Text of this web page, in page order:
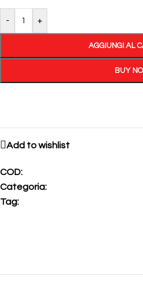
- +
AGGIUNGI AL
BUY
Add to wishlist
COD:
Categoria:
Tag: